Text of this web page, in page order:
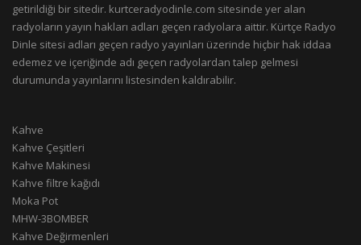
getirildiği bir sitedir. kurtceradyodinle.com sitesinde yer alan
radyoların yayın hakları adları geçen radyolara aittir. Kürtçe Radyo
Dinle sitesi adları geçen radyo yayınları üzerinde hiçbir hak iddaa
edemez ve içeriğinde adı geçen radyolardan talep gelmesi
durumunda yayınlarını listesinden kaldırabilir.
Kahve
Kahve Çeşitleri
Kahve Makinesi
Kahve filtre kağıdı
Moka Pot
MHW-3BOMBER
Kahve Değirmenleri